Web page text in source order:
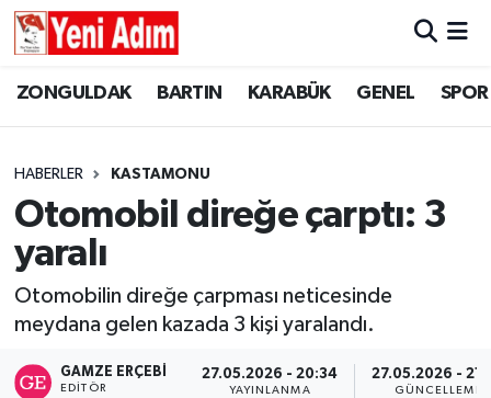
ZONGULDAK BARTIN KARABÜK GENEL SPOR
HABERLER KASTAMONU
Otomobil direğe çarptı: 3
yaralı
Otomobilin direğe çarpması neticesinde
meydana gelen kazada 3 kişi yaralandı.
GAMZE ERÇEBI
EDITÖR
27.05.2026 - 20:34
YAYINLANMA
27.05.2026 -
GÜNCELLEME
ZONGULDAK
GÜNCEL
SİYASET
RESMİ İLAN
ZONGULDAK
GENEL
SPOR
SİYASET
Zonguldak Hava Durumu
Süper Lig Puan Durumu ve Fikstür
Tüm Manşetler
Son Dakika Haberleri
Haber Arşivi